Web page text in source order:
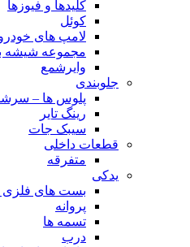
کلیدها و فیوزها
کوئل
لامپ های
مجموعه شیشه
وایرشمع
جلوبندی
پلوس ها –
رینگ تایر
سیبک جات
قطعات داخلی
متفرقه
یدکی
بست های فلزی
پروانه
تسمه ها
درب